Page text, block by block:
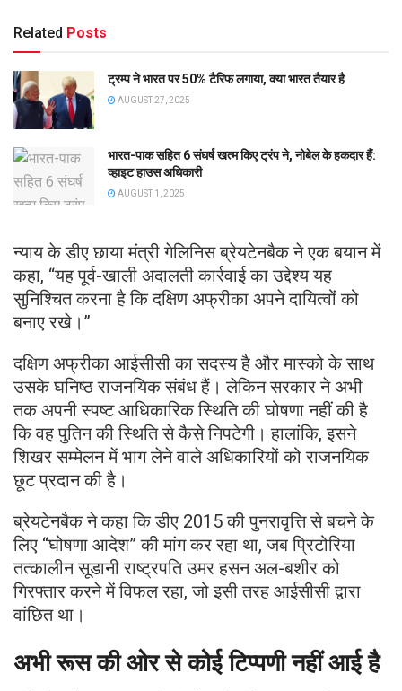
Related Posts
ट्रम्प ने भारत पर 50% टैरिफ लगाया, क्या भारत तैयार है
AUGUST 27, 2025
भारत-पाक सहित 6 संघर्ष खत्म किए ट्रंप ने, नोबेल के हकदार हैं:
व्हाइट हाउस अधिकारी
AUGUST 1, 2025
न्याय के डीए छाया मंत्री गेलिनिस ब्रेयटेनबैक ने एक बयान में
कहा, “यह पूर्व-खाली अदालती कार्रवाई का उद्देश्य यह
सुनिश्चित करना है कि दक्षिण अफ्रीका अपने दायित्वों को
बनाए रखे।”
दक्षिण अफ्रीका आईसीसी का सदस्य है और मास्को के साथ
उसके घनिष्ठ राजनयिक संबंध हैं। लेकिन सरकार ने अभी
तक अपनी स्पष्ट आधिकारिक स्थिति की घोषणा नहीं की है
कि वह पुतिन की स्थिति से कैसे निपटेगी। हालांकि, इसने
शिखर सम्मेलन में भाग लेने वाले अधिकारियों को राजनयिक
छूट प्रदान की है।
ब्रेयटेनबैक ने कहा कि डीए 2015 की पुनरावृत्ति से बचने के
लिए “घोषणा आदेश” की मांग कर रहा था, जब प्रिटोरिया
तत्कालीन सूडानी राष्ट्रपति उमर हसन अल-बशीर को
गिरफ्तार करने में विफल रहा, जो इसी तरह आईसीसी द्वारा
वांछित था।
अभी रूस की ओर से कोई टिप्पणी नहीं आई है